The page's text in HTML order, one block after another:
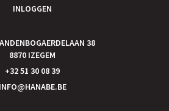
INLOGGEN
38
8870 IZEGEM
+32 51 30 08 39
INFO@HANABE.BE